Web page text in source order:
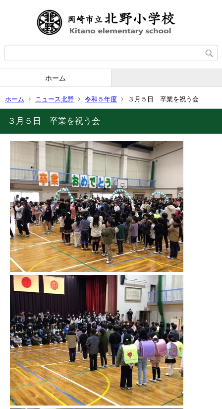
ホーム
ホーム ニュース北野 令和５年度 ３月５日 卒業を祝う会
３月５日 卒業を祝う会